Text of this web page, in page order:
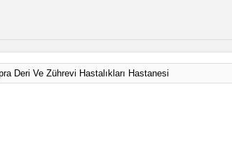
Deri Ve Zührevi Hastalıkları Hastanesi